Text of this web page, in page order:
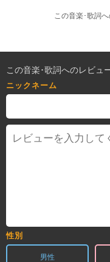
この音楽･歌詞
この音楽･歌詞へのレビュ
ニックネーム
性別
男性